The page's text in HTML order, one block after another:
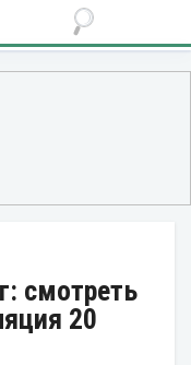
смотреть
20